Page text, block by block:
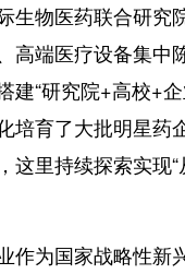
物医药联合研究
高端医疗设备集中
建“研究院+高校+
培育了大批明星药
这里持续探索实现
为国家战略性新